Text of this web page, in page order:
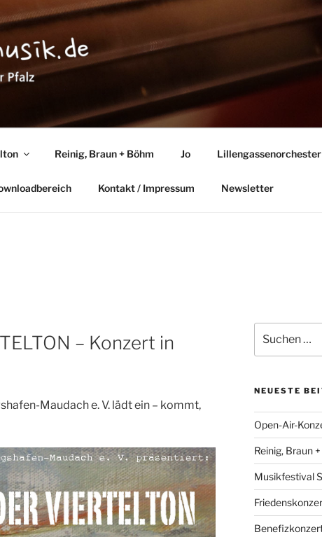
Reinig, Braun + Böhm Jo Lillengassenorchester
Kontakt / Impressum Newsletter
– Konzert in
Maudach e. V. lädt ein – kommt,
nach:
NEUESTE
Open-Air-
Reinig, Braun
Musikfestival